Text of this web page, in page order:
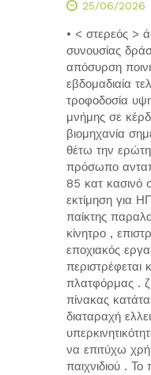
25/06/2026
• < στερεός >
συνουσίας
απόσυρση
εβδομαδιαία
τροφοδοσία
μνήμης σε
βιομηχανία
θέτω την
πρόσωπο
85 κατ κασινό
εκτίμηση για
παίκτης
κίνητρο ,
εποχιακός
περιστρέφεται
πλατφόρμας .
πίνακας
διαταραχή
να επιτύχω
παιχνιδιού .